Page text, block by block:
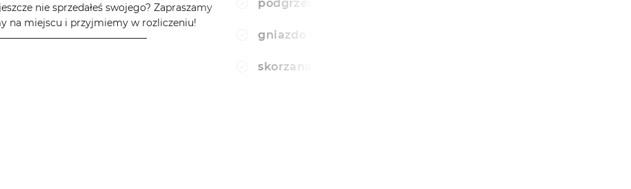
nie sprzedałeś swojego? Zapraszamy
na miejscu i przyjmiemy w rozliczeniu!
podgrzewane lusterka boczne
gniazdo usb
skorzana kierownica